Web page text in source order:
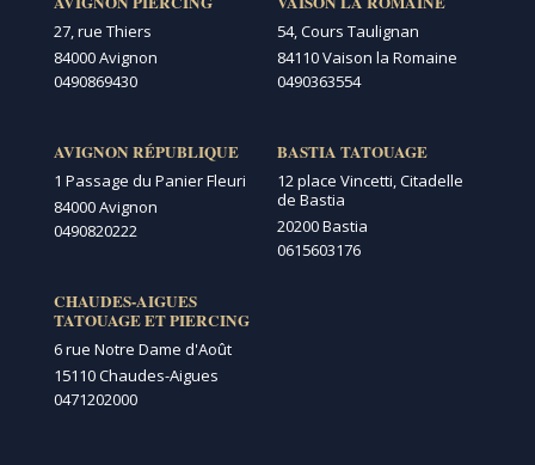
27, rue Thiers
84000 Avignon
0490869430
AVIGNON RÉPUBLIQUE
1 Passage du Panier Fleuri
84000 Avignon
0490820222
CHAUDES-AIGUES
TATOUAGE ET PIERCING
6 rue Notre Dame d'Août
15110 Chaudes-Aigues
0471202000
54, Cours Taulignan
84110 Vaison la Romaine
0490363554
BASTIA TATOUAGE
12 place Vincetti, Citadelle
de Bastia
20200 Bastia
0615603176